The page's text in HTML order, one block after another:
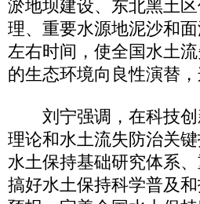
淤地坝建设、东北黑土
理、重要水源地泥沙和
左右时间，使全国水土
的生态环境向良性演替
刘宁强调，在科技创
理论和水土流失防治关
水土保持基础研究体系
搞好水土保持科学普及